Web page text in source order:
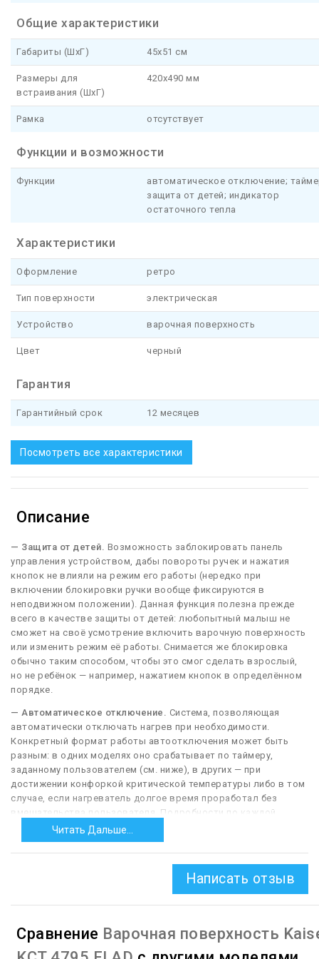
Общие характеристики
Габариты (ШхГ) 45x51 см
Размеры для
встраивания (ШхГ)
420x490 мм
Рамка отсутствует
Функции и возможности
Функции
автоматическое отключение;
защита от детей; индикатор
остаточного тепла
Характеристики
Оформление ретро
Тип поверхности электрическая
Устройство варочная поверхность
Цвет черный
Гарантия
Гарантийный срок 12 месяцев
Посмотреть все характеристики
Описание
— Защита от детей. Возможность заблокировать панель
управления устройством, дабы повороты ручек и нажатия
кнопок не влияли на режим его работы (нередко при
включении блокировки ручки вообще фиксируются в
неподвижном положении). Данная функция полезна прежде
всего в качестве защиты от детей: любопытный малыш не
сможет на своё усмотрение включить варочную поверхность
или изменить режим её работы. Снимается же блокировка
обычно таким способом, чтобы это смог сделать взрослый,
но не ребёнок — например, нажатием кнопок в определённом
порядке.
— Автоматическое отключение. Система, позволяющая
автоматически отключать нагрев при необходимости.
Конкретный формат работы автоотключения может быть
разным: в одних моделях оно срабатывает по таймеру,
заданному пользователем (см. ниже), в других — при
достижении конфоркой критической температуры либо в том
случае, если нагреватель долгое время проработал без
вмешательства пользователя. Подробности по каждой
модели стоит уточнять отдельно. Однако в любом случае
данная функция делает пользование варочной поверхности
более удобным, а то и безопасным. Отметим, что в газовых
— Индикатор остаточного тепла.Указатель,
Как правило, реагирует на нагрев от 50 °С и выше. Основное
назначение такого индикатора — предотвращение ожогов от
Читать Дальше...
Написать отзыв
Сравнение Варочная поверхность